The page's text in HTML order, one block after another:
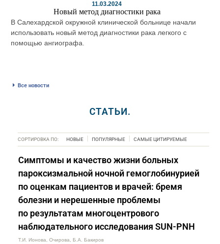
11.03.2024
Новый метод диагностики рака
В Салехардской окружной клинической больнице начали
использовать новый метод диагностики рака легкого с
помощью ангиографа.
Все новости
СТАТЬИ.
СОРТИРОВКА ПО: НОВЫЕ ПОПУЛЯРНЫЕ САМЫЕ ЦИТИРУЕМЫЕ
Симптомы и качество жизни больных
пароксизмальной ночной гемоглобинурией
по оценкам пациентов и врачей: бремя
болезни и нерешенные проблемы
по результатам многоцентрового
наблюдательного исследования SUN-PNH
Т.И. Ионова, Очирова, Б.А. Бакиров